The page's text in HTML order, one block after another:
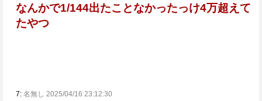
なんかで1/144出たことなかったっけ4万超えて
たやつ
7: 名無し 2025/04/16 23:12:30